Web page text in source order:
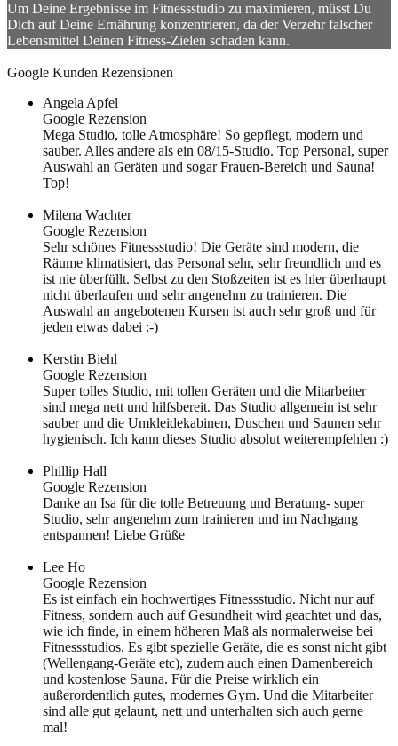
Um Deine Ergebnisse im Fitnessstudio zu maximieren, müsst Du
Dich auf Deine Ernährung konzentrieren, da der Verzehr falscher
Lebensmittel Deinen Fitness-Zielen schaden kann.
Google Kunden Rezensionen
Angela Apfel
Google Rezension
Mega Studio, tolle Atmosphäre! So gepflegt, modern und
sauber. Alles andere als ein 08/15-Studio. Top Personal, super
Auswahl an Geräten und sogar Frauen-Bereich und Sauna!
Top!
Milena Wachter
Google Rezension
Sehr schönes Fitnessstudio! Die Geräte sind modern, die
Räume klimatisiert, das Personal sehr, sehr freundlich und es
ist nie überfüllt. Selbst zu den Stoßzeiten ist es hier überhaupt
nicht überlaufen und sehr angenehm zu trainieren. Die
Auswahl an angebotenen Kursen ist auch sehr groß und für
jeden etwas dabei :-)
Kerstin Biehl
Google Rezension
Super tolles Studio, mit tollen Geräten und die Mitarbeiter
sind mega nett und hilfsbereit. Das Studio allgemein ist sehr
sauber und die Umkleidekabinen, Duschen und Saunen sehr
hygienisch. Ich kann dieses Studio absolut weiterempfehlen :)
Phillip Hall
Google Rezension
Danke an Isa für die tolle Betreuung und Beratung- super
Studio, sehr angenehm zum trainieren und im Nachgang
entspannen! Liebe Grüße
Lee Ho
Google Rezension
Es ist einfach ein hochwertiges Fitnessstudio. Nicht nur auf
Fitness, sondern auch auf Gesundheit wird geachtet und das,
wie ich finde, in einem höheren Maß als normalerweise bei
Fitnessstudios. Es gibt spezielle Geräte, die es sonst nicht gibt
(Wellengang-Geräte etc), zudem auch einen Damenbereich
und kostenlose Sauna. Für die Preise wirklich ein
außerordentlich gutes, modernes Gym. Und die Mitarbeiter
sind alle gut gelaunt, nett und unterhalten sich auch gerne
mal!